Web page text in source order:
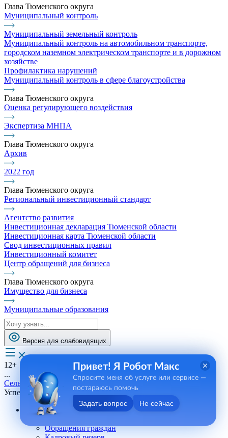
Глава Тюменского округа
Муниципальный контроль
Муниципальный земельный контроль
Муниципальный контроль на автомобильном транспорте,
городском наземном электрическом транспорте и в дорожном
хозяйстве
Профилактика нарушений
Муниципальный контроль в сфере благоустройства
Глава Тюменского округа
Оценка регулирующего воздействия
Экспертиза МНПА
Глава Тюменского округа
Архив
2022 год
Глава Тюменского округа
Региональный инвестиционный стандарт
Агентство развития
Инвестиционная декларация Тюменской области
Инвестиционная карта Тюменской области
Свод инвестиционных правил
Инвестиционный комитет
Центр обращений для бизнеса
Глава Тюменского округа
Имущество для бизнеса
Муниципальные образования
Версия для слабовидящих
12+
...
Сельские поселения
Успенское СП
Андреевское СП
Обращения граждан
Привет! Я Робот Макс
Спросите меня об услуге или сервисе —
постараюсь помочь
Задать вопрос Не сейчас